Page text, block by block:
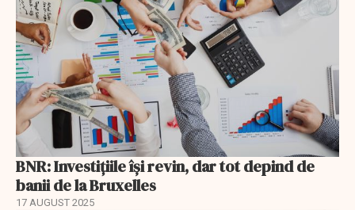
BNR: Investițiile își revin, dar tot depind de
banii de la Bruxelles
17 AUGUST 2025